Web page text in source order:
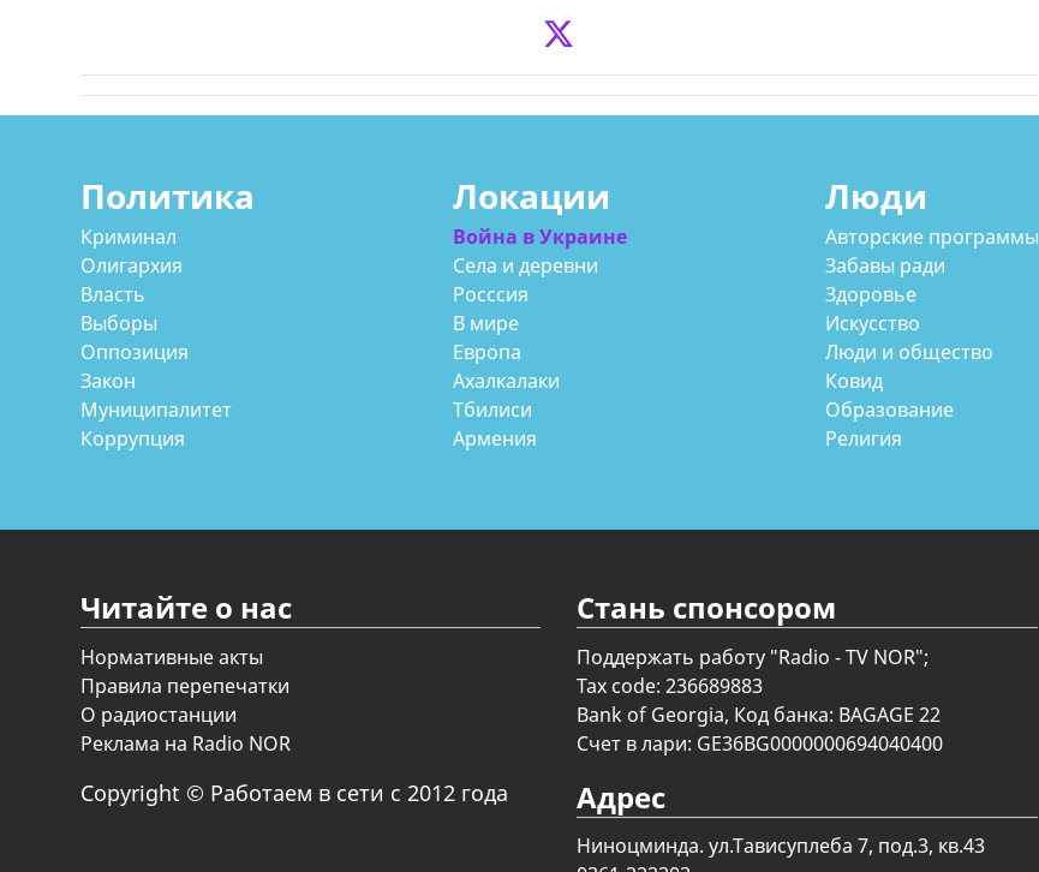
Политика
Криминал
Олигархия
Власть
Выборы
Оппозиция
Закон
Муниципалитет
Коррупция
Локации
Война в Украине
Села и деревни
Росссия
В мире
Европа
Ахалкалаки
Тбилиси
Армения
Люди
Авторские программы
Забавы ради
Здоровье
Искусство
Люди и общество
Ковид
Образование
Религия
Читайте о нас
Нормативные акты
Правила перепечатки
О радиостанции
Реклама на Radio NOR
Copyright © Работаем в сети с 2012 года
Стань спонсором
Поддержать работу "Radio - TV NOR";
Tax code: 236689883
Bank of Georgia, Код банка: BAGAGE 22
Счет в лари: GE36BG0000000694040400
Адрес
Ниноцминда. ул.Тависуплеба 7, под.3, кв.43